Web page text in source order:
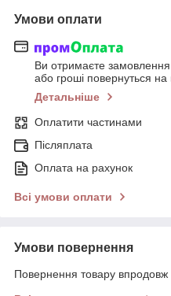
Умови оплати
Ви отримаєте замовлення
або гроші повернуться на
Детальніше
Оплатити частинами
Післяплата
Оплата на рахунок
Всі умови оплати
Умови повернення
Повернення товару впродовж